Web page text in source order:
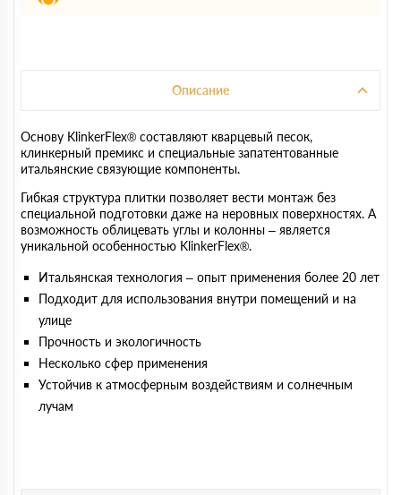
Описание
Основу KlinkerFlex® составляют кварцевый песок,
клинкерный премикс и специальные запатентованные
итальянские связующие компоненты.
Гибкая структура плитки позволяет вести монтаж без
специальной подготовки даже на неровных поверхностях. А
возможность облицевать углы и колонны – является
уникальной особенностью KlinkerFlex®.
Итальянская технология – опыт применения более 20 лет
Подходит для использования внутри помещений и на
улице
Прочность и экологичность
Несколько сфер применения
Устойчив к атмосферным воздействиям и солнечным
лучам